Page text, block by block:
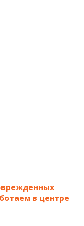
в центре